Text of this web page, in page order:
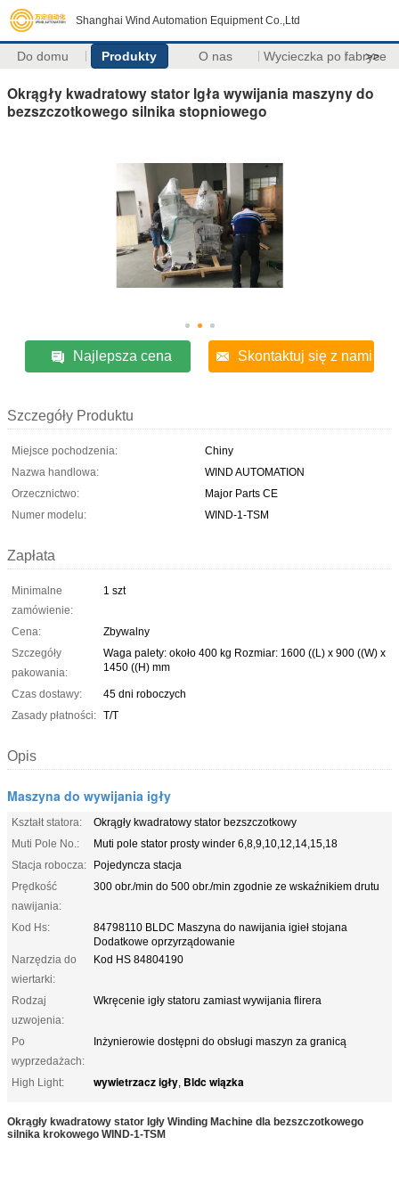
Shanghai Wind Automation Equipment Co.,Ltd
Do domu Produkty O nas Wycieczka po fabryce
>>
Okrągły kwadratowy stator Igła wywijania maszyny do
bezszczotkowego silnika stopniowego
Najlepsza cena Skontaktuj się z nami
Szczegóły Produktu
Miejsce pochodzenia:
Chiny
Nazwa handlowa:
WIND AUTOMATION
Orzecznictwo:
Major Parts CE
Numer modelu:
WIND-1-TSM
Zapłata
Minimalne
zamówienie:
1 szt
Cena:
Zbywalny
Szczegóły
pakowania:
Waga palety: około 400 kg Rozmiar: 1600 ((L) x 900 ((W) x
1450 ((H) mm
Czas dostawy:
45 dni roboczych
Zasady płatności: T/T
Opis
Maszyna do wywijania igły
Kształt statora:
Okrągły kwadratowy stator bezszczotkowy
Muti Pole No.:
Muti pole stator prosty winder 6,8,9,10,12,14,15,18
Stacja robocza:
Pojedyncza stacja
Prędkość
nawijania:
300 obr./min do 500 obr./min zgodnie ze wskaźnikiem drutu
Kod Hs:
84798110 BLDC Maszyna do nawijania igieł stojana
Dodatkowe oprzyrządowanie
Narzędzia do
wiertarki:
Kod HS 84804190
Rodzaj
uzwojenia:
Wkręcenie igły statoru zamiast wywijania flirera
Po
wyprzedażach:
Inżynierowie dostępni do obsługi maszyn za granicą
High Light: wywietrzacz igły, Bldc wiązka
Okrągły kwadratowy stator Igły Winding Machine dla bezszczotkowego
silnika krokowego WIND-1-TSM